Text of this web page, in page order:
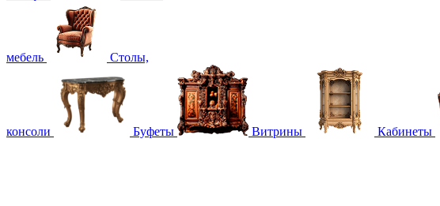
мебель Столы,
консоли Буфеты Витрины Кабинеты